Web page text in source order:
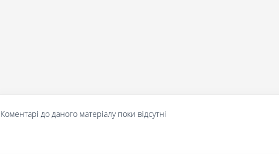
Коментарі до даного матеріалу поки відсутні